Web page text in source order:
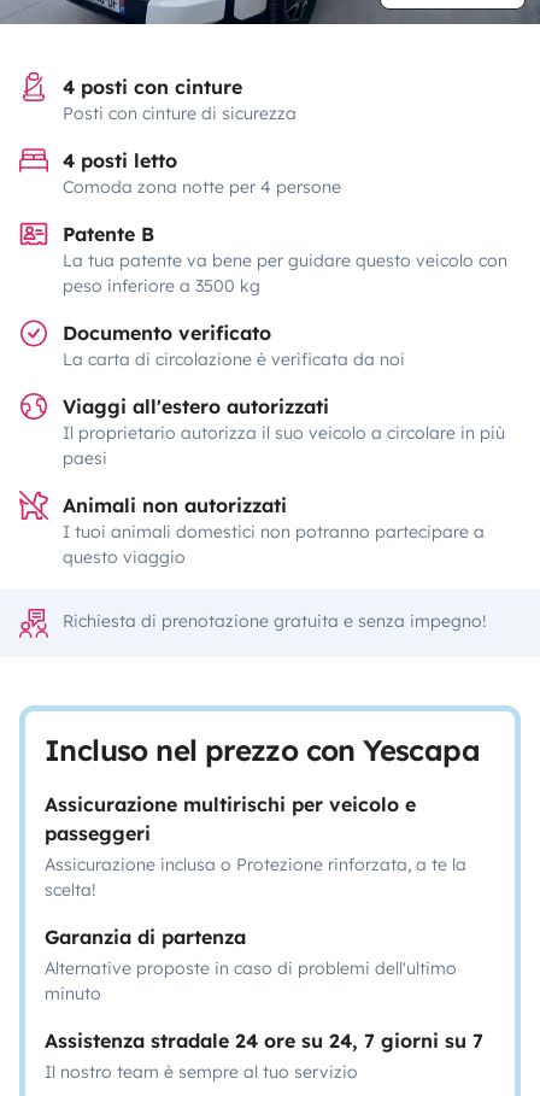
4 posti con cinture
Posti con cinture di sicurezza
4 posti letto
Comoda zona notte per 4 persone
Patente B
La tua patente va bene per guidare questo veicolo con
peso inferiore a 3500 kg
Documento verificato
La carta di circolazione è verificata da noi
Viaggi all'estero autorizzati
Il proprietario autorizza il suo veicolo a circolare in più
paesi
Animali non autorizzati
I tuoi animali domestici non potranno partecipare a
questo viaggio
Richiesta di prenotazione gratuita e senza impegno!
Incluso nel prezzo con Yescapa
Assicurazione multirischi per veicolo e
passeggeri
Assicurazione inclusa o Protezione rinforzata, a te la
scelta!
Garanzia di partenza
Alternative proposte in caso di problemi dell'ultimo
minuto
Assistenza stradale 24 ore su 24, 7 giorni su 7
Il nostro team è sempre al tuo servizio